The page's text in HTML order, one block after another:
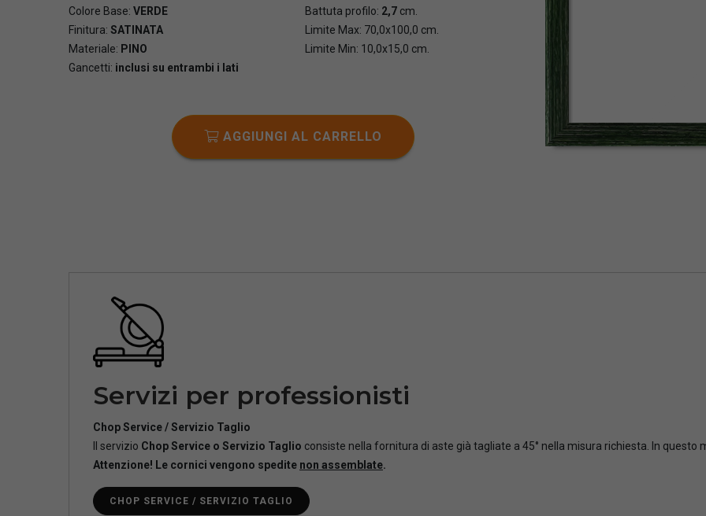
Colore Base: VERDE
Finitura: SATINATA
Materiale: PINO
Gancetti: inclusi su entrambi i lati
Battuta profilo: 2,7 cm.
Limite Max: 70,0x100,0 cm.
Limite Min: 10,0x15,0 cm.
AGGIUNGI AL CARRELLO
Servizi per professionisti
Chop Service / Servizio Taglio
Il servizio Chop Service o Servizio Taglio consiste nella fornitura di aste già tagliate a 45° nella misura richiesta. In questo
Attenzione! Le cornici vengono spedite non assemblate.
CHOP SERVICE / SERVIZIO TAGLIO